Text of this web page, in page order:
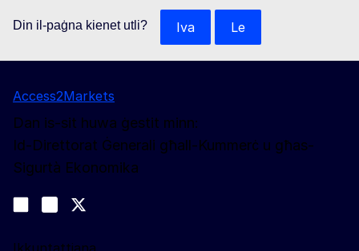
Din il-paġna kienet utli? Iva Le
Access2Markets
Dan is-sit huwa ġestit minn:
Id-Direttorat Ġenerali għall-Kummerċ u għas-
Sigurtà Ekonomika
Join us on LinkedIn
Trade-Off podcast
Ikkuntattjana